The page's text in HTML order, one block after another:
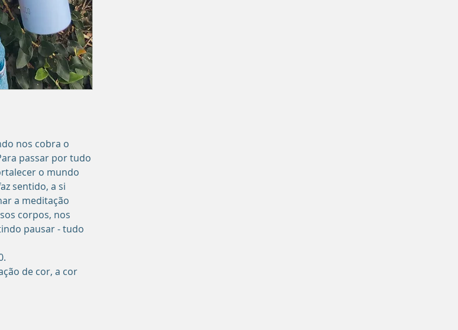
nos cobra o
passar por tudo
o mundo
sentido, a si
a meditação
corpos, nos
pausar - tudo
de cor, a cor